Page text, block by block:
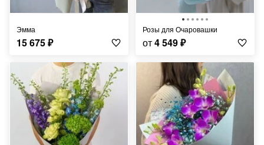
Эмма
15 675₽
Розы для Очаровашки
от4 549₽